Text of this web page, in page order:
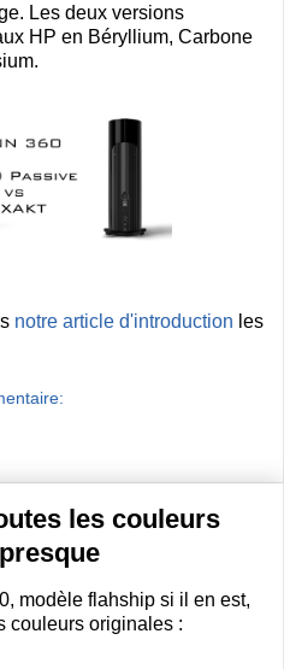
Les deux versions
HP en Béryllium, Carbone
notre article d'introduction les
les couleurs
modèle flahship si il en est,
couleurs originales :